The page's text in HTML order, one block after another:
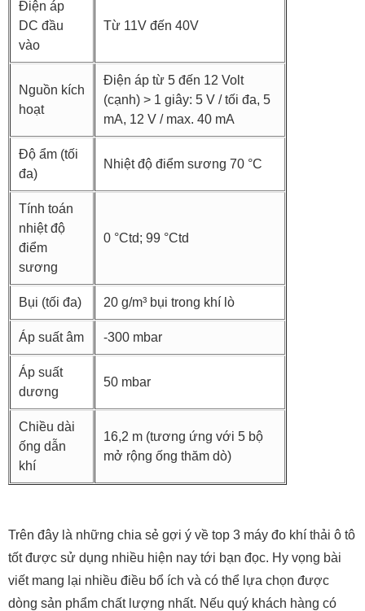
Điện áp
DC đầu
vào
Từ 11V đến 40V
Nguồn kích
hoạt
Điện áp từ 5 đến 12 Volt
(cạnh) > 1 giây: 5 V / tối đa, 5
mA, 12 V / max. 40 mA
Độ ẩm (tối
đa)
Nhiệt độ điểm sương 70 °C
Tính toán
nhiệt độ
điểm
sương
0 °Ctd; 99 °Ctd
Bụi (tối đa) 20 g/m³ bụi trong khí lò
Áp suất âm -300 mbar
Áp suất
dương
50 mbar
Chiều dài
ống dẫn
khí
16,2 m (tương ứng với 5 bộ
mở rộng ống thăm dò)
Trên đây là những chia sẻ gợi ý về top 3 máy đo khí thải ô tô
tốt được sử dụng nhiều hiện nay tới bạn đọc. Hy vọng bài
viết mang lại nhiều điều bổ ích và có thể lựa chọn được
dòng sản phẩm chất lượng nhất. Nếu quý khách hàng có